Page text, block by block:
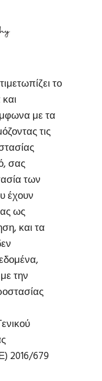
το
με τα
τις
σας
των
έχουν
ως
και τα
την
2016/679